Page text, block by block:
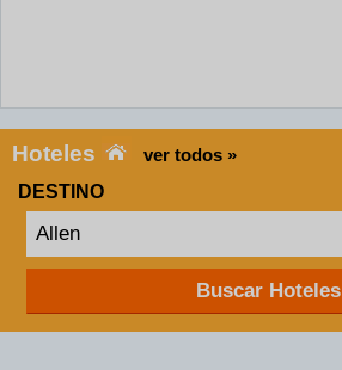
Hoteles
ver todos »
DESTINO
Buscar Hoteles